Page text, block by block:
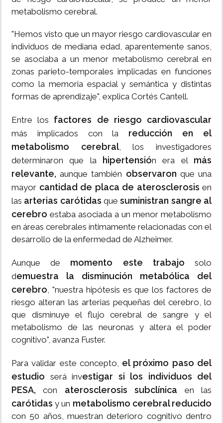
metabolismo cerebral.
"Hemos visto que un mayor riesgo cardiovascular en
individuos de mediana edad, aparentemente sanos,
se asociaba a un menor metabolismo cerebral en
zonas parieto-temporales implicadas en funciones
como la memoria espacial y semántica y distintas
formas de aprendizaje", explica Cortés Cantell.
Entre los factores de riesgo cardiovascular
más implicados con la reducción en el
metabolismo cerebral, los investigadores
determinaron que la
hipertensión era el más
relevante, aunque también observaron que una
mayor cantidad de placa de aterosclerosis en
las arterias carótidas quesuministran sangre al
cerebro estaba asociada a un menor metabolismo
en áreas cerebrales íntimamente relacionadas con el
desarrollo de la enfermedad de Alzheimer.
Aunque de momento este trabajosolo
demuestra la disminución
metabólica del
cerebro, "nuestra hipótesis es que los factores de
riesgo alteran las arterias pequeñas del cerebro, lo
que disminuye el flujo cerebral de sangre y el
metabolismo de las neuronas y altera el poder
cognitivo", avanza Fuster.
Para validar este concepto, el próximo paso del
estudio será investigar si los individuos del
PESA, con aterosclerosis subclínica en las
carótidasy un metabolismo cerebral reducido
con 50 años, muestran deterioro cognitivo dentro